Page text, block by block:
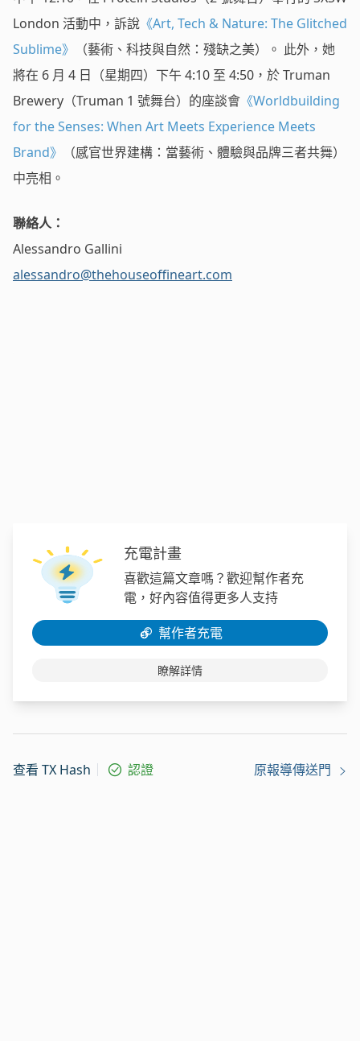
London 活動中，訴說 《Art, Tech & Nature: The Glitched
Sublime》
（藝術、科技與自然：殘缺之美）。 此外，她
將在 6 月 4 日（星期四）下午 4:10 至 4:50，於 Truman
Brewery（Truman 1 號舞台）的座談會 《Worldbuilding
for the Senses: When Art Meets Experience Meets
Brand》
（感官世界建構：當藝術、體驗與品牌三者共舞）
中亮相。
聯絡人：
Alessandro Gallini
alessandro@thehouseoffineart.com
充電計畫
喜歡這篇文章嗎？歡迎幫作者充
電，好內容值得更多人支持
幫作者充電
瞭解詳情
查看 TX Hash 認證 原報導傳送門